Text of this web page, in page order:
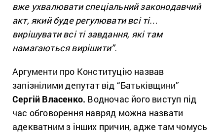
вже ухвалювати спеціальний законодавчий
акт, який буде регулювати всі ті…
вирішувати всі ті завдання, які там
намагаються вирішити”.
Аргументи про Конституцію назвав
запізнілими депутат від “Батьківщини”
Сергій Власенко. Водночас його виступ під
час обговорення навряд можна назвати
адекватним з інших причин, адже там чомусь